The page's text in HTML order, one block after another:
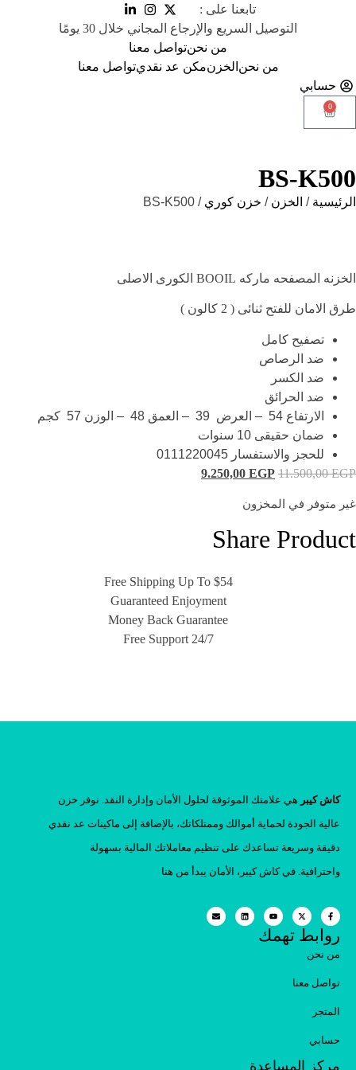
تابعنا على :
التوصيل السريع والإرجاع المجاني خلال 30 يومًا
من نحنتواصل معنا
من نحن الخزنمكن عد نقديتواصل معنا
حسابي
0
BS-K500
الرئيسية / الخزن / خزن كوري / BS-K500
الخزنه المصفحه ماركه BOOIL الكورى الاصلى
طرق الامان للفتح ثنائى ( 2 كالون )
تصفيح كامل
ضد الرصاص
ضد الكسر
ضد الحرائق
الارتفاع 54 – العرض 39 – العمق 48 – الوزن 57 كجم
ضمان حقيقى 10 سنوات
للحجز والاستفسار 0111220045
11.500,00EGP
9.250,00 EGP
غير متوفر في المخزون
Share Product
Free Shipping Up To $54
Guaranteed Enjoyment
Money Back Guarantee
Free Support 24/7
كاش كيبر هي علامتك الموثوقة لحلول الأمان وإدارة النقد. نوفر خزن
عالية الجودة لحماية أموالك وممتلكاتك، بالإضافة إلى ماكينات عد نقدي
دقيقة وسريعة تساعدك على تنظيم معاملاتك المالية بسهولة
واحترافية. في كاش كيبر، الأمان يبدأ من هنا
روابط تهمك
من نحن
تواصل معنا
المتجر
حسابي
مركز المساعدة